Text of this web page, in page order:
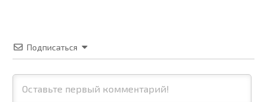
Подписаться